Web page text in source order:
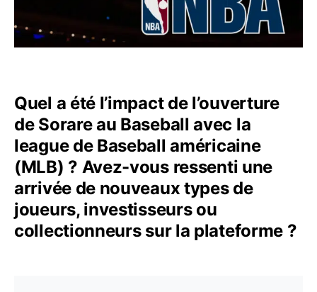
Quel a été l’impact de l’ouverture
de Sorare au Baseball avec la
league de Baseball américaine
(MLB) ? Avez-vous ressenti une
arrivée de nouveaux types de
joueurs, investisseurs ou
collectionneurs sur la plateforme ?